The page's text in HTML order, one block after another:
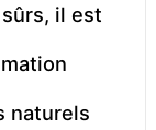
il est
naturels